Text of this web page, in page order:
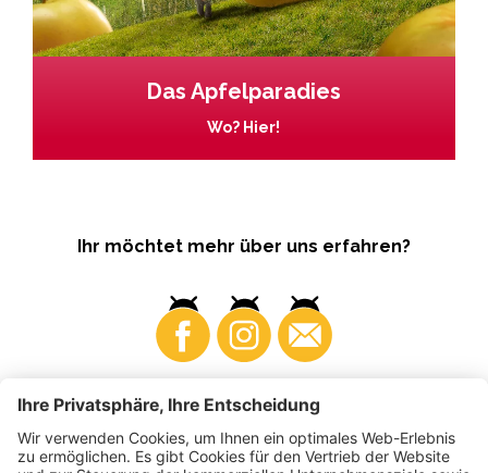
Das Apfelparadies
Wo? Hier!
Ihr möchtet mehr über uns erfahren?
Business Produzenten